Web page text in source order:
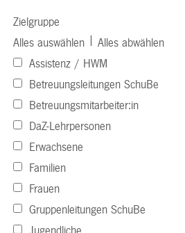
Zielgruppe
Alles auswählen
Alles abwählen
Assistenz / HWM
Betreuungsleitungen SchuBe
Betreuungsmitarbeiter:in
DaZ-Lehrpersonen
Erwachsene
Familien
Frauen
Gruppenleitungen SchuBe
Jugendliche